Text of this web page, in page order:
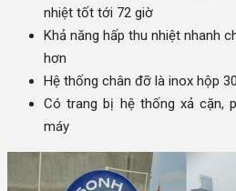
nhiệt tốt tới 72 giờ
Khả năng hấp thu nhiệt nhanh
hơn
Hệ thống chân đỡ là inox hộp
Có trang bị hệ thống xả cặn,
máy